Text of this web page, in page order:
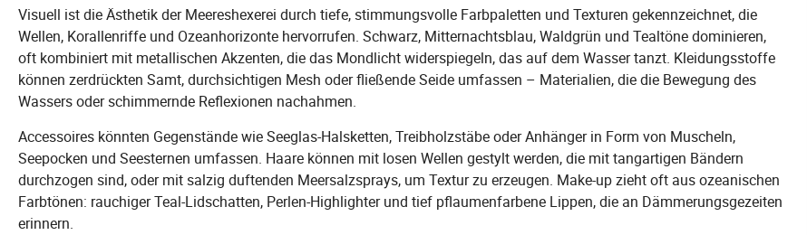
Visuell ist die Ästhetik der Meereshexerei durch tiefe, stimmungsvolle Farbpaletten und Texturen gekennzeichnet, die
Wellen, Korallenriffe und Ozeanhorizonte hervorrufen. Schwarz, Mitternachtsblau, Waldgrün und Tealtöne dominieren,
oft kombiniert mit metallischen Akzenten, die das Mondlicht widerspiegeln, das auf dem Wasser tanzt. Kleidungsstoffe
können zerdrückten Samt, durchsichtigen Mesh oder fließende Seide umfassen – Materialien, die die Bewegung des
Wassers oder schimmernde Reflexionen nachahmen.
Accessoires könnten Gegenstände wie Seeglas-Halsketten, Treibholzstäbe oder Anhänger in Form von Muscheln,
Seepocken und Seesternen umfassen. Haare können mit losen Wellen gestylt werden, die mit tangartigen Bändern
durchzogen sind, oder mit salzig duftenden Meersalzsprays, um Textur zu erzeugen. Make-up zieht oft aus ozeanischen
Farbtönen: rauchiger Teal-Lidschatten, Perlen-Highlighter und tief pflaumenfarbene Lippen, die an Dämmerungsgezeiten
erinnern.